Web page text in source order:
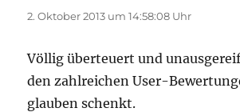
2. Oktober 2013 um 14:58:08 Uhr
Völlig überteuert und
den zahlreichen User-
glauben schenkt.